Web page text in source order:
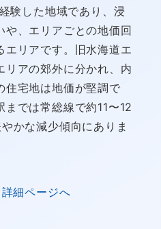
験した地域であり、浸
、エリアごとの地価回
エリアです。旧水海道エ
リアの郊外に分かれ、内
住宅地は地価が堅調で
では常総線で約11〜12
かな減少傾向にありま
細ページへ